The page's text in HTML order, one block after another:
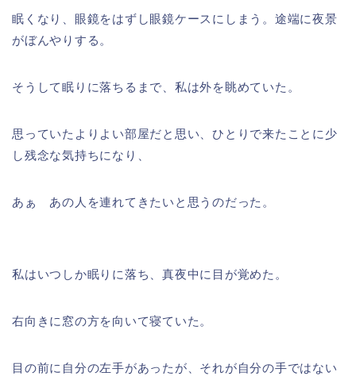
眠くなり、眼鏡をはずし眼鏡ケースにしまう。途端に夜景
がぼんやりする。
そうして眠りに落ちるまで、私は外を眺めていた。
思っていたよりよい部屋だと思い、ひとりで来たことに少
し残念な気持ちになり、
あぁ あの人を連れてきたいと思うのだった。
私はいつしか眠りに落ち、真夜中に目が覚めた。
右向きに窓の方を向いて寝ていた。
目の前に自分の左手があったが、それが自分の手ではない